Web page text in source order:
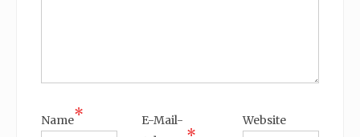
Name*
E-Mail-
Website